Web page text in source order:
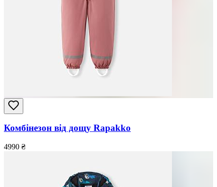
Комбінезон від дощу Rapakko
4990 ₴